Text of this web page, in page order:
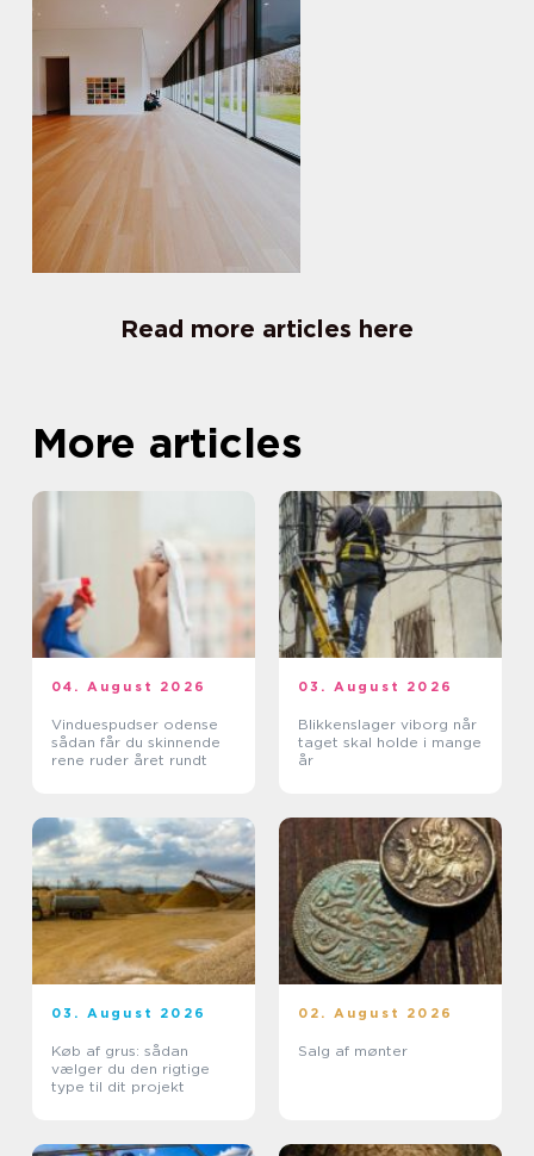
Read more articles here
More articles
04. August 2026
Vinduespudser odense
sådan får du skinnende
rene ruder året rundt
03. August 2026
Blikkenslager viborg når
taget skal holde i mange
år
03. August 2026
Køb af grus: sådan
vælger du den rigtige
type til dit projekt
02. August 2026
Salg af mønter